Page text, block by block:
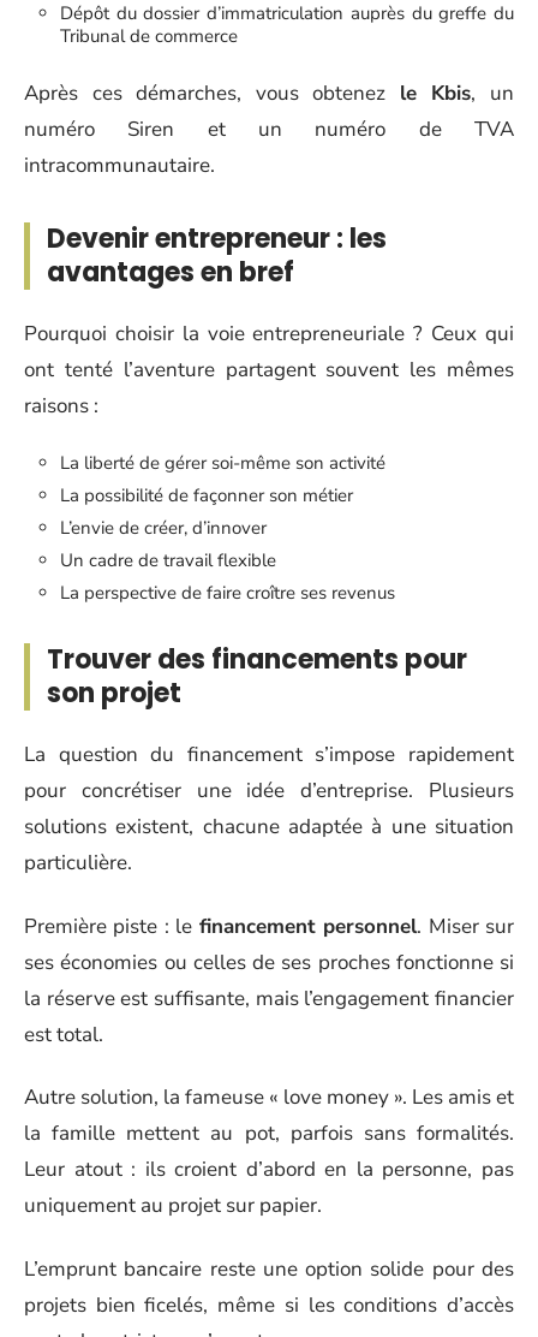
Dépôt du dossier d’immatriculation auprès du greffe du
Tribunal de commerce
Après ces démarches, vous obtenez le Kbis, un
numéro Siren et un numéro de TVA
intracommunautaire.
Devenir entrepreneur : les
avantages en bref
Pourquoi choisir la voie entrepreneuriale ? Ceux qui
ont tenté l’aventure partagent souvent les mêmes
raisons :
La liberté de gérer soi-même son activité
La possibilité de façonner son métier
L’envie de créer, d’innover
Un cadre de travail flexible
La perspective de faire croître ses revenus
Trouver des financements pour
son projet
La question du financement s’impose rapidement
pour concrétiser une idée d’entreprise. Plusieurs
solutions existent, chacune adaptée à une situation
particulière.
Première piste : le financement personnel. Miser sur
ses économies ou celles de ses proches fonctionne si
la réserve est suffisante, mais l’engagement financier
est total.
Autre solution, la fameuse « love money ». Les amis et
la famille mettent au pot, parfois sans formalités.
Leur atout : ils croient d’abord en la personne, pas
uniquement au projet sur papier.
L’emprunt bancaire reste une option solide pour des
projets bien ficelés, même si les conditions d’accès